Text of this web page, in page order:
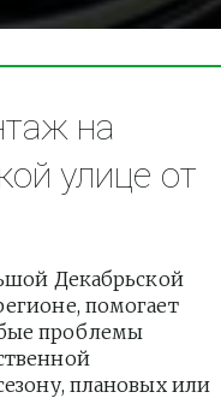
на
улице от
Декабрьской
помогает
проблемы
плановых или